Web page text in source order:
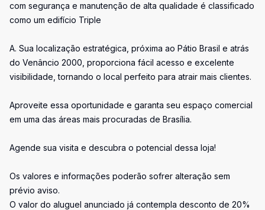
com segurança e manutenção de alta qualidade é classificado
como um edifício Triple
A. Sua localização estratégica, próxima ao Pátio Brasil e atrás
do Venâncio 2000, proporciona fácil acesso e excelente
visibilidade, tornando o local perfeito para atrair mais clientes.
Aproveite essa oportunidade e garanta seu espaço comercial
em uma das áreas mais procuradas de Brasília.
Agende sua visita e descubra o potencial dessa loja!
Os valores e informações poderão sofrer alteração sem
prévio aviso.
O valor do aluguel anunciado já contempla desconto de 20%